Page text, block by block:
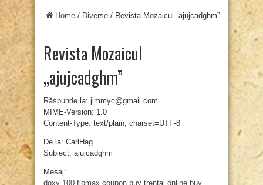
Home / Diverse / Revista Mozaicul „ajujcadghm”
Revista Mozaicul
„ajujcadghm”
Răspunde la: jimmyc@gmail.com
MIME-Version: 1.0
Content-Type: text/plain; charset=UTF-8
De la: CarlHag
Subiect: ajujcadghm
Mesaj:
doxy 100 flomax coupon buy trental online buy